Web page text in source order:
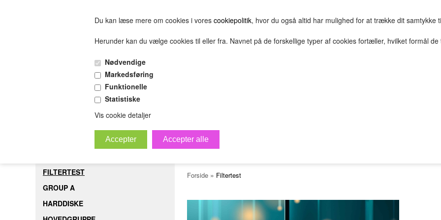
Du kan læse mere om cookies i vores cookiepolitik, hvor du også altid har mulighed for at trække dit samtykke
Herunder kan du vælge cookies til eller fra. Navnet på de forskellige typer af cookies fortæller, hvilket formål de
Nødvendige
Markedsføring
Funktionelle
Statistiske
Vis cookie detaljer
FILTERTEST GROUP A HARDDISKE HOVEDGRUPPE TEST GRUPPE TESTNAVN
FILTERTEST
GROUP A
HARDDISKE
mellemrum test navn
Forside» Filtertest